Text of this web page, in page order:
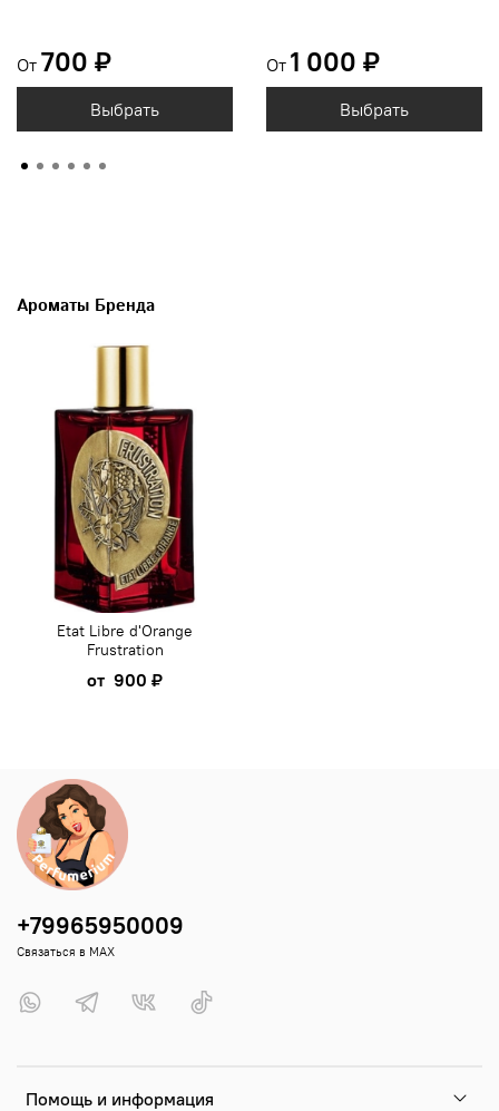
От 700 ₽
Выбрать
От 1 000 ₽
Выбрать
Ароматы Бренда
Etat Libre d'Orange
Frustration
от 900 ₽
Помощь и информация
+79965950009
Связаться в MAX